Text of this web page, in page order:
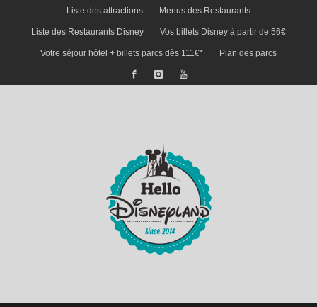
Liste des attractions Menus des Restaurants
Liste des Restaurants Disney Vos billets Disney à partir de 56€
Votre séjour hôtel + billets parcs dès 111€* Plan des parcs